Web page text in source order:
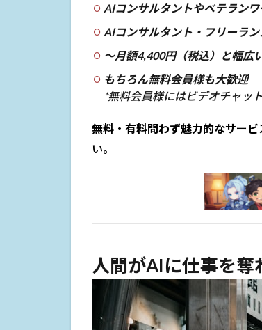
AIコンサルタントやベテラン
AIコンサルタント・フリーラ
〜月額4,400円（税込）と幅広
もちろん無料会員様も大歓迎
*無料会員様にはビデオチャッ
無料・有料問わず魅力的なサービ
い。
人間がAIに仕事を奪